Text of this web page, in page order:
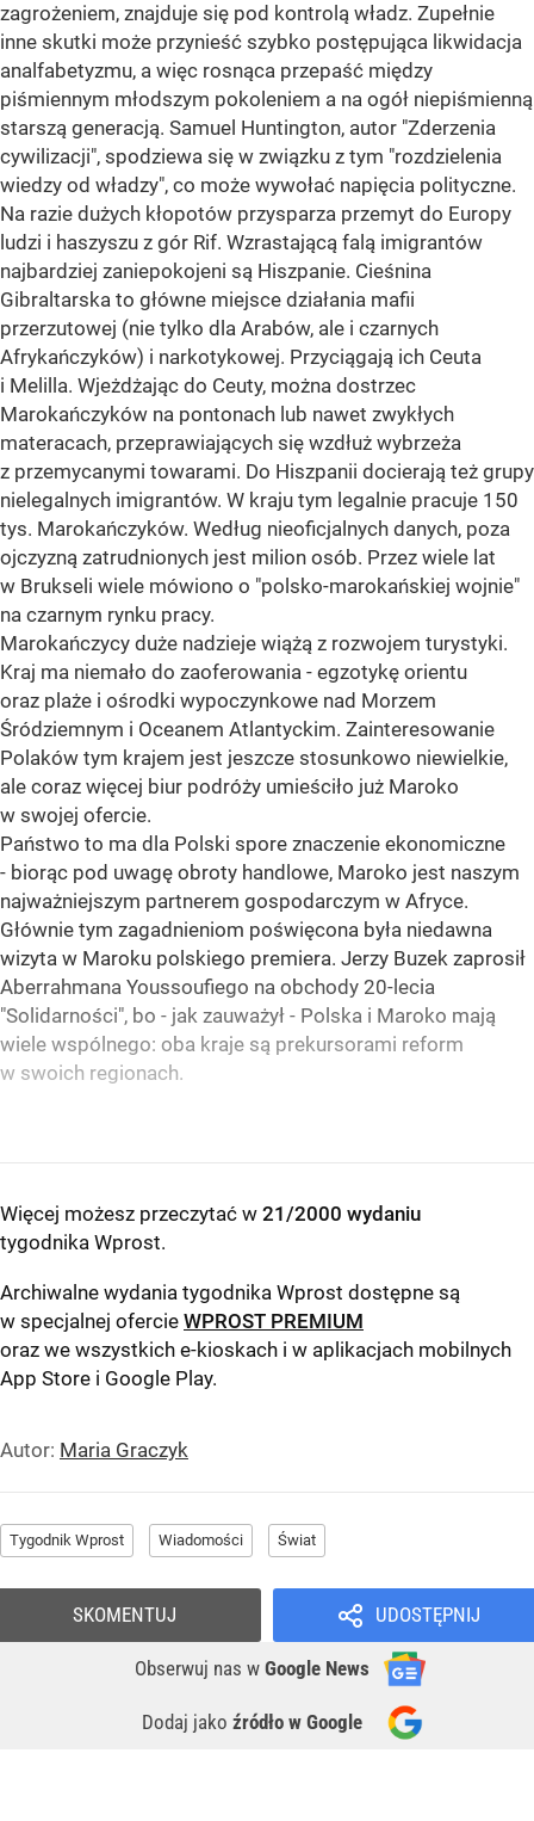
zagrożeniem, znajduje się pod kontrolą władz. Zupełnie
inne skutki może przynieść szybko postępująca likwidacja
analfabetyzmu, a więc rosnąca przepaść między
piśmiennym młodszym pokoleniem a na ogół niepiśmienną
starszą generacją. Samuel Huntington, autor "Zderzenia
cywilizacji", spodziewa się w związku z tym "rozdzielenia
wiedzy od władzy", co może wywołać napięcia polityczne.
Na razie dużych kłopotów przysparza przemyt do Europy
ludzi i haszyszu z gór Rif. Wzrastającą falą imigrantów
najbardziej zaniepokojeni są Hiszpanie. Cieśnina
Gibraltarska to główne miejsce działania mafii
przerzutowej (nie tylko dla Arabów, ale i czarnych
Afrykańczyków) i narkotykowej. Przyciągają ich Ceuta
i Melilla. Wjeżdżając do Ceuty, można dostrzec
Marokańczyków na pontonach lub nawet zwykłych
materacach, przeprawiających się wzdłuż wybrzeża
z przemycanymi towarami. Do Hiszpanii docierają też grupy
nielegalnych imigrantów. W kraju tym legalnie pracuje 150
tys. Marokańczyków. Według nieoficjalnych danych, poza
ojczyzną zatrudnionych jest milion osób. Przez wiele lat
w Brukseli wiele mówiono o "polsko-marokańskiej wojnie"
na czarnym rynku pracy.
Marokańczycy duże nadzieje wiążą z rozwojem turystyki.
Kraj ma niemało do zaoferowania - egzotykę orientu
oraz plaże i ośrodki wypoczynkowe nad Morzem
Śródziemnym i Oceanem Atlantyckim. Zainteresowanie
Polaków tym krajem jest jeszcze stosunkowo niewielkie,
ale coraz więcej biur podróży umieściło już Maroko
w swojej ofercie.
Państwo to ma dla Polski spore znaczenie ekonomiczne
- biorąc pod uwagę obroty handlowe, Maroko jest naszym
najważniejszym partnerem gospodarczym w Afryce.
Głównie tym zagadnieniom poświęcona była niedawna
wizyta w Maroku polskiego premiera. Jerzy Buzek zaprosił
Aberrahmana Youssoufiego na obchody 20-lecia
"Solidarności", bo - jak zauważył - Polska i Maroko mają
wiele wspólnego: oba kraje są prekursorami reform
w swoich regionach.
Więcej możesz przeczytać w 21/2000 wydaniu
tygodnika Wprost.
Archiwalne wydania tygodnika Wprost dostępne są
w specjalnej ofercie WPROST PREMIUM
oraz we wszystkich e-kioskach i w aplikacjach mobilnych
App Store i Google Play.
Autor: Maria Graczyk
Tygodnik Wprost Wiadomości Świat
UDOSTĘPNIJ
Obserwuj nas w Google News
Dodaj jako źródło w Google
SKOMENTUJ